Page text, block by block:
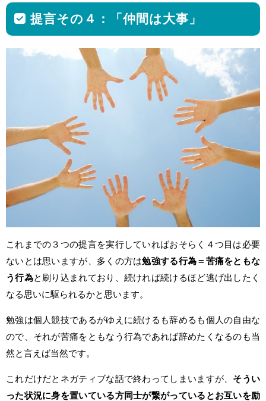
提言その４：「仲間は大事」
これまでの３つの提言を実行していればおそらく４つ目は必要
ないとは思いますが、多くの方は勉強する行為＝苦痛をともな
う行為と刷り込まれており、続ければ続けるほど逃げ出したく
なる思いに駆られるかと思います。
勉強は個人競技であるがゆえに続けるも辞めるも個人の自由な
ので、それが苦痛をともなう行為であれば辞めたくなるのも当
然と言えば当然です。
これだけだとネガティブな話で終わってしまいますが、 そうい
った状況に身を置いている方同士が繋がっているとお互いを励